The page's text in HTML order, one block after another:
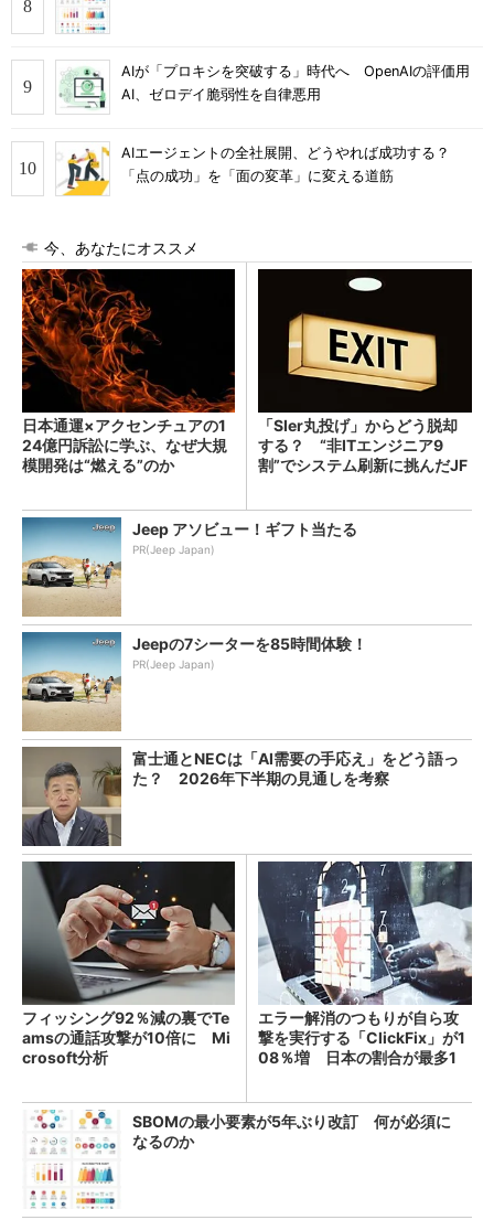
AIが「プロキシを突破する」時代へ OpenAIの評価用
AI、ゼロデイ脆弱性を自律悪用
AIエージェントの全社展開、どうやれば成功する？
「点の成功」を「面の変革」に変える道筋
今、あなたにオススメ
日本通運×アクセンチュアの1
24億円訴訟に学ぶ、なぜ大規
模開発は“燃える”のか
「SIer丸投げ」からどう脱却
する？ “非ITエンジニア9
割”でシステム刷新に挑んだJF
Jeep アソビュー！ギフト当たる
PR(Jeep Japan)
Jeepの7シーターを85時間体験！
PR(Jeep Japan)
富士通とNECは「AI需要の手応え」をどう語っ
た？ 2026年下半期の見通しを考察
フィッシング92％減の裏でTe
amsの通話攻撃が10倍に Mi
crosoft分析
エラー解消のつもりが自ら攻
撃を実行する「ClickFix」が1
08％増 日本の割合が最多1
SBOMの最小要素が5年ぶり改訂 何が必須に
なるのか